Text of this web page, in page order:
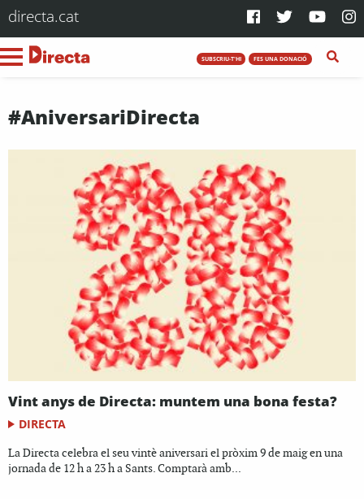
directa.cat
SUBSCRIU-T'HI FES UNA DONACIÓ
#AniversariDirecta
Vint anys de Directa: muntem una bona festa?
DIRECTA
La Directa celebra el seu vintè aniversari el pròxim 9 de maig en una
jornada de 12 h a 23 h a Sants. Comptarà amb...